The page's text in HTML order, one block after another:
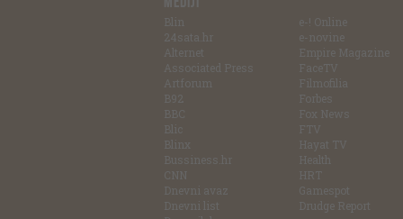
Blin
24sata.hr
Alternet
Associated Press
Artforum
B92
BBC
Blic
Blinx
Bussiness.hr
CNN
Dnevni avaz
Dnevni list
e-! Online
e-novine
Empire Magazine
FaceTV
Filmofilia
Forbes
Fox News
FTV
Hayat TV
Health
HRT
Gamespot
Drudge Report